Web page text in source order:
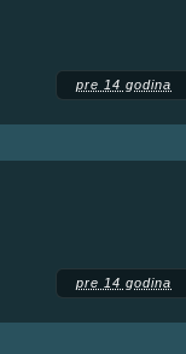
pre 14 godina
pre 14 godina